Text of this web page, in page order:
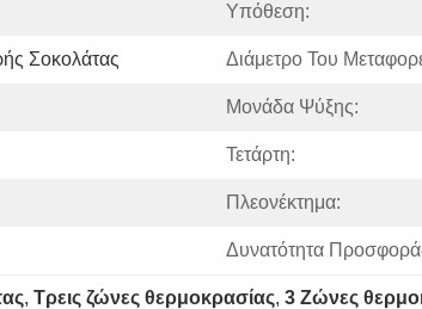
Υπόθεση:
Σοκολάτας Διάμετρο Του
Μονάδα Ψύξης:
Τετάρτη:
Πλεονέκτημα:
Δυνατότητα
, Τρεις ζώνες θερμοκρασίας, 3 Ζώνες